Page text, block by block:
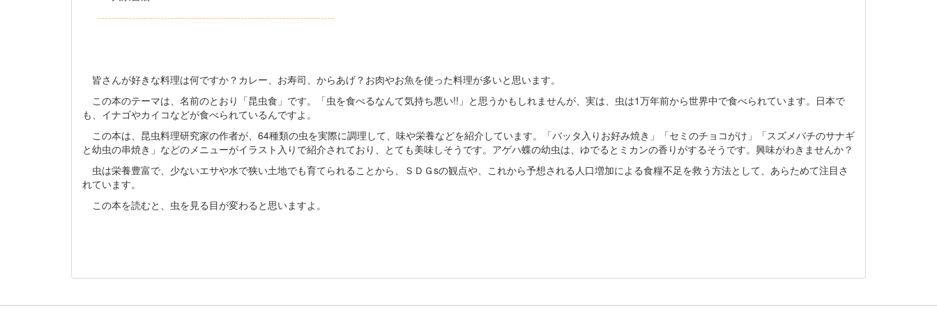
--------------------------------------------------------------------
皆さんが好きな料理は何ですか？カレー、お寿司、からあげ？お肉やお魚を使った料理が多いと思います。
この本のテーマは、名前のとおり「昆虫食」です。「虫を食べるなんて気持ち悪い!!」と思うかもしれませんが、実は、虫は1万年前から世界中で食べられています。日本で
も、イナゴやカイコなどが食べられているんですよ。
この本は、昆虫料理研究家の作者が、64種類の虫を実際に調理して、味や栄養などを紹介しています。「バッタ入りお好み焼き」「セミのチョコがけ」「スズメバチのサナギ
と幼虫の串焼き」などのメニューがイラスト入りで紹介されており、とても美味しそうです。アゲハ蝶の幼虫は、ゆでるとミカンの香りがするそうです。興味がわきませんか？
虫は栄養豊富で、少ないエサや水で狭い土地でも育てられることから、ＳＤＧsの観点や、これから予想される人口増加による食糧不足を救う方法として、あらためて注目さ
れています。
この本を読むと、虫を見る目が変わると思いますよ。